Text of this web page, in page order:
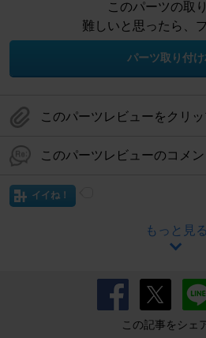
このパーツの取
難しいと思ったら、
パーツ取り付
このパーツレビューをクリ
このパーツレビューのコメ
イイね！
もっと見る
この記事をシェ